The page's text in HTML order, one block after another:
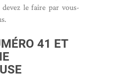
devez le faire par vous-
41 ET